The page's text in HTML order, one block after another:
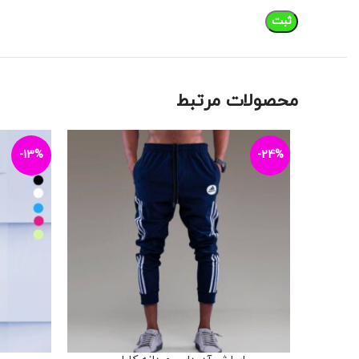
محصولات مرتبط
-24%
-13%